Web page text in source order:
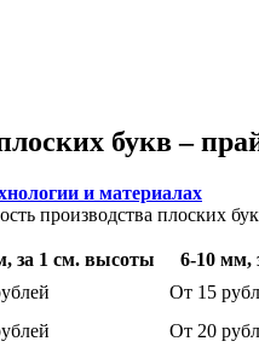
букв –
и материалах
производства плоских
за 1 см. высоты
6-10 мм,
От 15
От 20